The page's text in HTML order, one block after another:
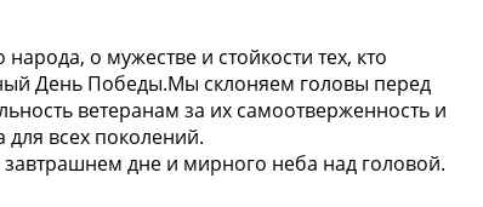
о мужестве и стойкости тех, кто
День Победы.Мы склоняем головы перед
ветеранам за их самоотверженность и
всех поколений.
дне и мирного неба над головой.